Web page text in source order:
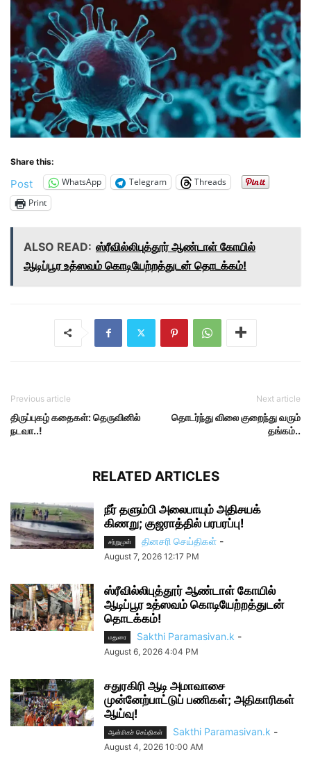
Share this:
Post WhatsApp Telegram
Threads
Print
ALSO READ: ஸ்ரீவில்லிபுத்தூர் ஆண்டாள் கோயில்
ஆடிப்பூர உத்ஸவம் கொடியேற்றத்துடன் தொடக்கம்!
Previous article
திருப்புகழ் கதைகள்: தெருவினில்
நடவா..!
Next article
தொடர்ந்து விலை குறைந்து வரும்
தங்கம்..
RELATED ARTICLES
நீர் தளும்பி அலைபாயும் அதிசயக்
கிணறு; குஜராத்தில் பரபரப்பு!
சற்றுமுன் தினசரி செய்திகள் -
August 7, 2026 12:17 PM
ஸ்ரீவில்லிபுத்தூர் ஆண்டாள் கோயில்
ஆடிப்பூர உத்ஸவம் கொடியேற்றத்துடன்
தொடக்கம்!
மதுரை Sakthi Paramasivan.k -
August 6, 2026 4:04 PM
சதுரகிரி ஆடி அமாவாசை
முன்னேற்பாட்டுப் பணிகள்; அதிகாரிகள்
ஆய்வு!
ஆன்மிகச் செய்திகள் Sakthi Paramasivan.k -
August 4, 2026 10:00 AM